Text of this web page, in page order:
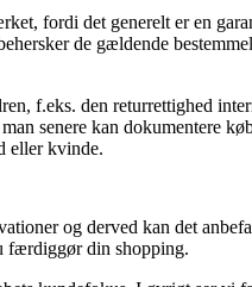
fordi det generelt er en
de gældende
f.eks. den returrettighed
senere kan dokumentere
eller kvinde.
og derved kan det
færdiggør din shopping.